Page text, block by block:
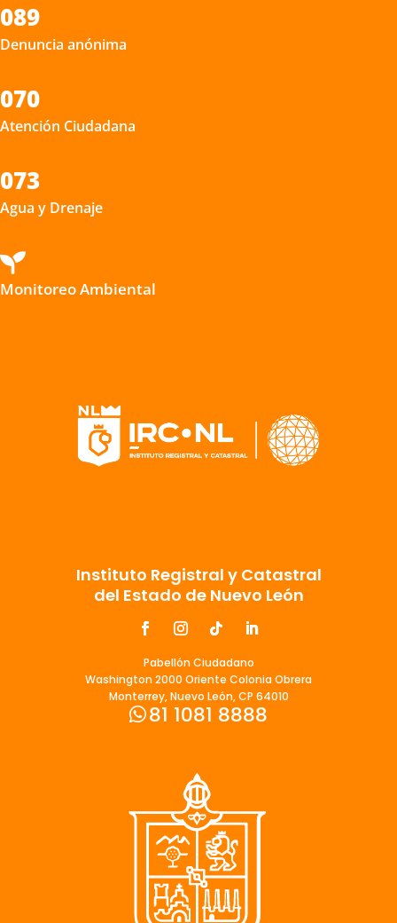
089
Denuncia anónima
070
Atención Ciudadana
073
Agua y Drenaje

Monitoreo Ambiental
Instituto Registral y Catastral
del Estado de Nuevo León
Pabellón Ciudadano
Washington 2000 Oriente Colonia Obrera
Monterrey, Nuevo León, CP 64010
81 1081 8888